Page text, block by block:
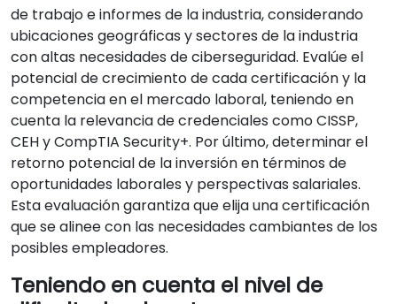
de trabajo e informes de la industria, considerando
ubicaciones geográficas y sectores de la industria
con altas necesidades de ciberseguridad. Evalúe el
potencial de crecimiento de cada certificación y la
competencia en el mercado laboral, teniendo en
cuenta la relevancia de credenciales como CISSP,
CEH y CompTIA Security+. Por último, determinar el
retorno potencial de la inversión en términos de
oportunidades laborales y perspectivas salariales.
Esta evaluación garantiza que elija una certificación
que se alinee con las necesidades cambiantes de los
posibles empleadores.
Teniendo en cuenta el nivel de